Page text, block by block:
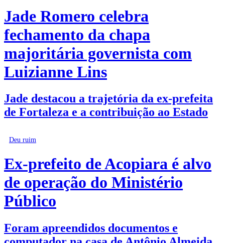
Jade Romero celebra
fechamento da chapa
majoritária governista com
Luizianne Lins
Jade destacou a trajetória da ex-prefeita
de Fortaleza e a contribuição ao Estado
Deu ruim
Ex-prefeito de Acopiara é alvo
de operação do Ministério
Público
Foram apreendidos documentos e